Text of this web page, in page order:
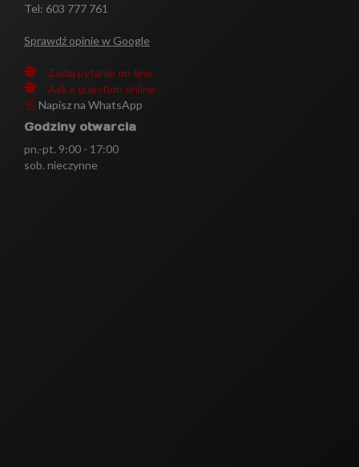
Tel: 603 777 761
Sprawdź opinie w Google
Zadaj pytanie on-line
Ask a question online
Napisz na WhatsApp
Godziny otwarcia
pn.-pt. 9:00 - 17:00
sob. nieczynne